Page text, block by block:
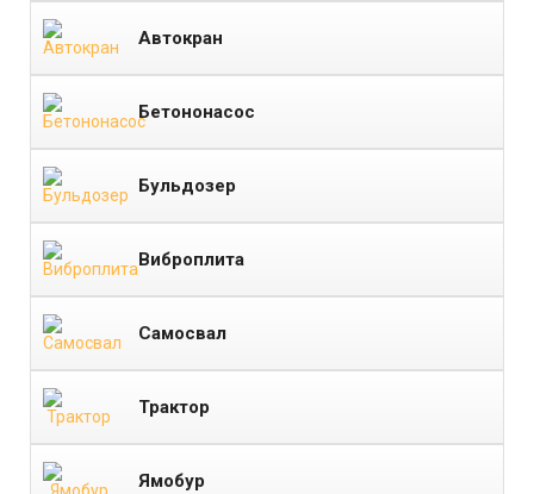
Автокран
Бетононасос
Бульдозер
Виброплита
Самосвал
Трактор
Ямобур